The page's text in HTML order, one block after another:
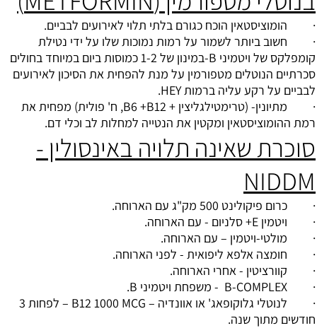
· הומוציסטאין הוכח כגורם בלתי תלוי לאירועים לבביים.
· חשוב ביותר לשמור על רמות נמוכות שלו על ידי נטילת
קומפלקס של ויטמיני B-במינון של 1-2 כמוסות ביום במיוחד בחולים
סכרתיים הנוטלים מטפורמין על מנת להפחית את הסיכון לאירועים
לבביים על רקע עליה ברמות HEY.
· מתיונין- (טרימטילגליצין + B6 +B12, ח' פולית) מפחית את
רמת ההומוציסטאין ומקטין את הנטייה למחלות לב וכלי דם.
סוכרת שאינה תלויה באינסולין -
NIDDM
· כרום פיקולינט 500 מק"ג עם הארוחה.
· ויטמין E+ סלניום - עם הארוחה.
· מולטי-ויטמין – עם הארוחה.
· חומצה אלפא ליפואית - לפני הארוחה.
· קוורציטין - אחרי הארוחה.
· B-COMPLEX - משפחת ויטמיני B.
· לנוטלי גלוקופאג' או אוונדיה – B12 1000 MCG – לפחות 3
חודשים מתוך שנה.